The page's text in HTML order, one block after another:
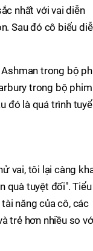
nhất với vai diễn
Sau đó cô biểu
trong bộ
trong bộ phim
đó là quá trình
vai, tôi lại càng
quà tuyệt đối". Tiểu
năng của cô, các
trẻ hơn nhiều so